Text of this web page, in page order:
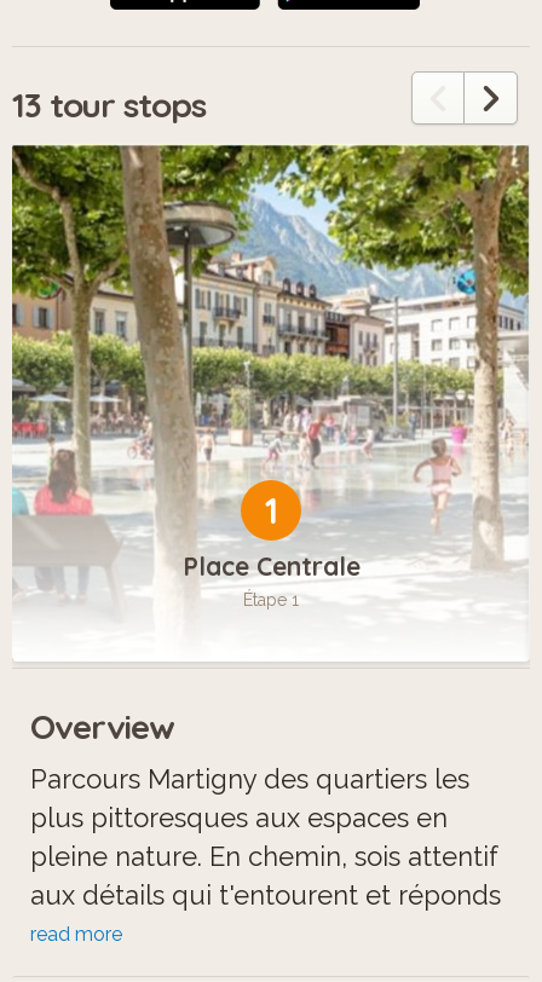
13 tour stops
1
Place Centrale
Étape 1
Overview
Parcours Martigny des quartiers les
plus pittoresques aux espaces en
pleine nature. En chemin, sois attentif
aux détails qui t'entourent et réponds
à des questions en lien avec ce que tu
aperçois. Cette aventure interactive te
read more